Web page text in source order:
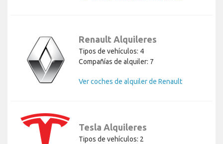
Renault Alquileres
Tipos de vehículos: 4
Compañías de alquiler: 7
Ver coches de alquiler de Renault
Tesla Alquileres
Tipos de vehículos: 2